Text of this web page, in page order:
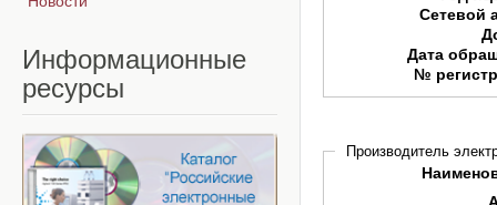
Сетевой
Дата
№
Производитель
Информационные
ресурсы